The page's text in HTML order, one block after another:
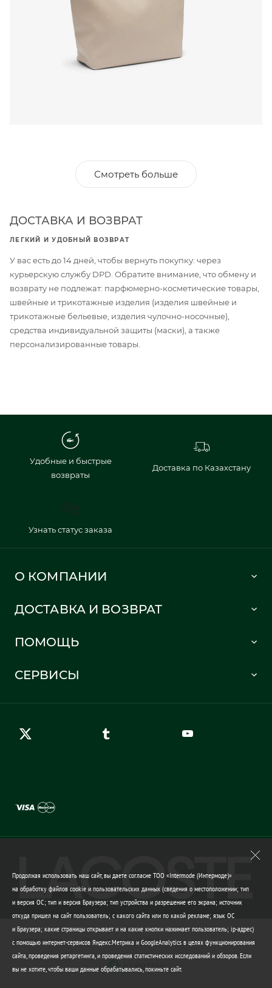
Смотреть больше
ДОСТАВКА И ВОЗВРАТ
ЛЕГКИЙ И УДОБНЫЙ ВОЗВРАТ
У вас есть до 14 дней, чтобы вернуть покупку: через
курьерскую службу DPD. Обратите внимание, что обмену и
возврату не подлежат: парфюмерно-косметические товары,
швейные и трикотажные изделия (изделия швейные и
трикотажные бельевые, изделия чулочно-носочные),
средства индивидуальной защиты (маски), а также
персонализированные товары.
Удобные и быстрые
возвраты
Доставка по Казахстану
Узнать статус заказа
О КОМПАНИИ
Политика в отношении обработки персональных данных
ДОСТАВКА И ВОЗВРАТ
Информация о доставке
Правила возврата
ПОМОЩЬ
Карта сайта
СЕРВИСЫ
Карта сайта Гарантия качества
Продолжая использовать наш сайт, вы даете согласие ТОО «Intermode (Интермоде)»
на обработку файлов cookie и пользовательских данных (сведения о местоположении; тип
и версия ОС; тип и версия Браузера; тип устройства и разрешение его экрана; источник
откуда пришел на сайт пользователь; с какого сайта или по какой рекламе; язык ОС
и Браузера; какие страницы открывает и на какие кнопки нажимает пользователь; ip-адрес)
с помощью интернет-сервисов Яндекс.Метрика и GoogleAnalytics в целях функционирования
сайта, проведения ретаргетинга, и проведения статистических исследований и обзоров. Если
вы не хотите, чтобы ваши данные обрабатывались, покиньте сайт.